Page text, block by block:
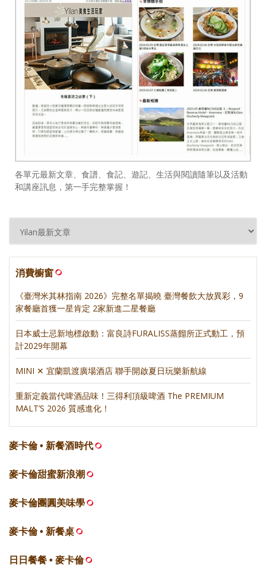
各單元最新文章、食譜、食記、遊記、生活與閱讀隨筆以及活動
和講座訊息，第一手完整掌握！
消費櫥窗
《臺灣米其林指南 2026》完整名單揭曉 臺灣餐飲大放異彩，9
家餐廳首獲一星肯定 2家新進二星餐廳
日本威士忌新地標啟動：富良詩FURALISS蒸餾所正式動工，預
計2029年開幕
MINI ✕ 宜蘭凱渡廣場酒店 聯手開啟夏日玩樂新航線
重新定義當代啤酒品味！三得利頂級啤酒 The PREMIUM
MALT’S 2026 質感進化！
麥卡倫 • 新餐酒時代
麥卡倫甜蜜新浪潮
麥卡倫團圓美味學
麥卡倫 • 新餐桌
日日餐餐 • 麥卡倫